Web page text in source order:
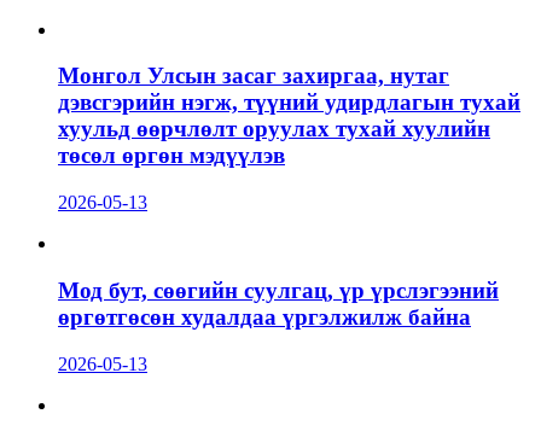
Монгол Улсын засаг захиргаа, нутаг
дэвсгэрийн нэгж, түүний удирдлагын тухай
хуульд өөрчлөлт оруулах тухай хуулийн
төсөл өргөн мэдүүлэв
2026-05-13
Мод бут, сөөгийн суулгац, үр үрслэгээний
өргөтгөсөн худалдаа үргэлжилж байна
2026-05-13